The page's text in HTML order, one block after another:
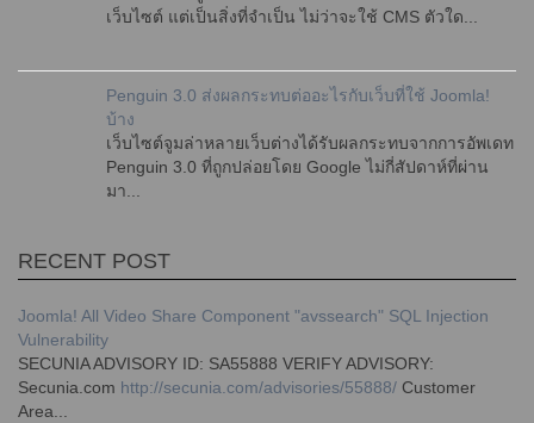
เว็บไซต์ แต่เป็นสิ่งที่จำเป็น ไม่ว่าจะใช้ CMS ตัวใด...
Penguin 3.0 ส่งผลกระทบต่ออะไรกับเว็บที่ใช้ Joomla!
บ้าง
เว็บไซต์จูมล่าหลายเว็บต่างได้รับผลกระทบจากการอัพเดท
Penguin 3.0 ที่ถูกปล่อยโดย Google ไม่กี่สัปดาห์ที่ผ่าน
มา...
RECENT POST
Joomla! All Video Share Component "avssearch" SQL Injection
Vulnerability
SECUNIA ADVISORY ID: SA55888 VERIFY ADVISORY:
Secunia.com http://secunia.com/advisories/55888/ Customer
Area...